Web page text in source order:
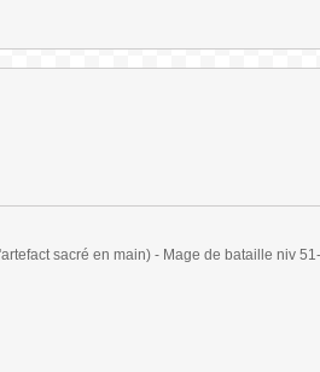
sacré en main) - Mage de bataille niv